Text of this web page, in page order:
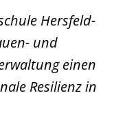
Hersfeld-
und
einen
Resilienz in